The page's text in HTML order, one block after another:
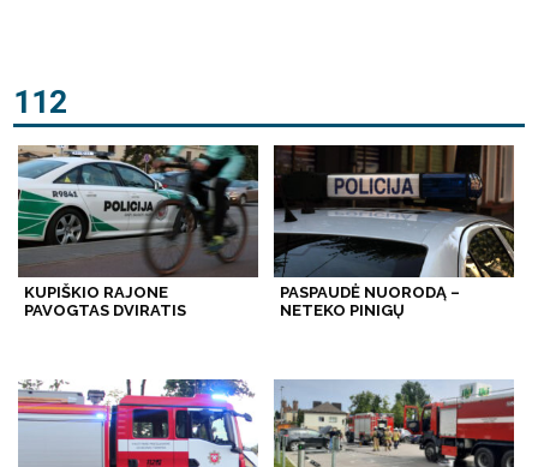
112
KUPIŠKIO RAJONE
PAVOGTAS DVIRATIS
PASPAUDĖ NUORODĄ –
NETEKO PINIGŲ